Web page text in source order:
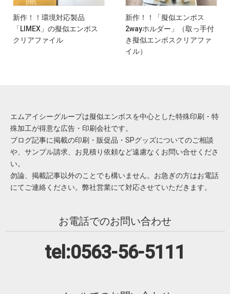
新作！！環境対応製品
「LIMEX」の擬似エンボス
クリアファイル
新作！！「擬似エンボス
2wayホルダー」（取っ手付
き擬似エンボスクリアファ
イル）
エムアイシーグループは擬似エンボスを中心とした特殊印刷・特
殊加工が得意な広告・印刷会社です。
ブログ記事に掲載の印刷・販促品・SPグッズについてのご相談
や、サンプル請求、お見積り依頼など遠慮なくお問い合せくださ
い。
勿論、掲載記事以外のことでも構いません。お急ぎの方はお電話
にてご連絡ください。弊社営業にて対応させていただきます。
お電話でのお問い合わせ
tel:0563-56-5111